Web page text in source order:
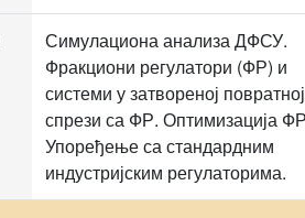
Симулациона анализа ДФСУ.
Фракциони регулатори (ФР) и
системи у затвореној повратној
спрези са ФР. Оптимизација
Упоређење са стандардним
индустријским регулаторима.